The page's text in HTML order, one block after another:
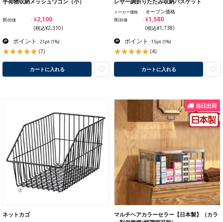
BG卸価 ¥2,100
(税込¥2,310)
ポイント : 21pt (1%)
(7)
カートに入れる
メーカー価格 オープン価格
BG卸価 ¥1,580
(税込¥1,738)
ポイント : 15pt (1%)
(4)
カートに入れる
ネットカゴ
マルチヘアカラーセラー【日本製】（カラ